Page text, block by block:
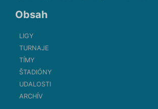
Obsah
LIGY
TURNAJE
TÍMY
ŠTADIÓNY
UDALOSTI
ARCHÍV